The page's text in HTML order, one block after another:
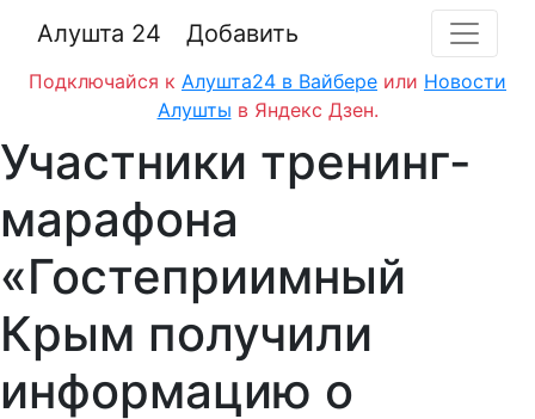
Алушта 24 Добавить
Подключайся к Алушта24 в Вайбере или Новости
Алушты в Яндекс Дзен.
Участники тренинг-
марафона
«Гостеприимный
Крым получили
информацию о